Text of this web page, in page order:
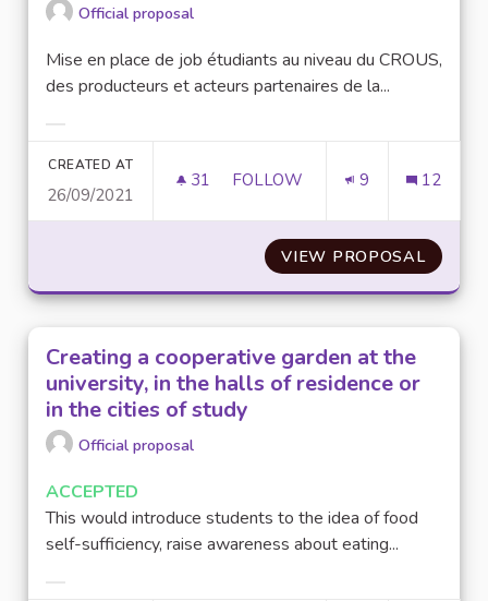
Official proposal
Mise en place de job étudiants au niveau du CROUS,
des producteurs et acteurs partenaires de la...
CREATED AT
26/09/2021
31 31 FOLLOWERS
FOLLOW 9 12
VIEW PROPOSALDES
Creating a cooperative garden at the
university, in the halls of residence or
in the cities of study
Official proposal
ACCEPTED
This would introduce students to the idea of food
self-sufficiency, raise awareness about eating...